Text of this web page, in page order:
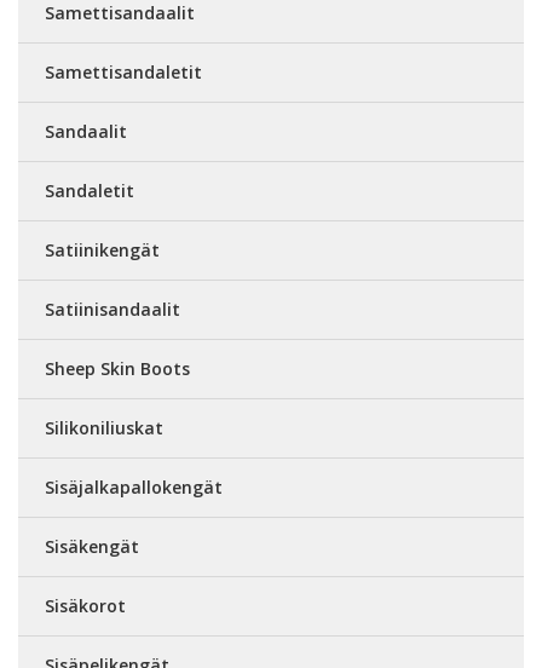
Samettisandaalit
Samettisandaletit
Sandaalit
Sandaletit
Satiinikengät
Satiinisandaalit
Sheep Skin Boots
Silikoniliuskat
Sisäjalkapallokengät
Sisäkengät
Sisäkorot